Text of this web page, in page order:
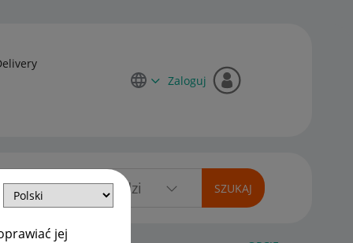
jej
Zaloguj